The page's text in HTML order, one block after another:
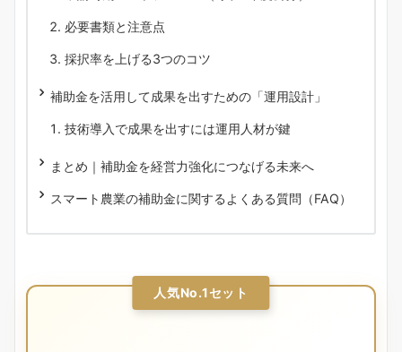
必要書類と注意点
採択率を上げる3つのコツ
補助金を活用して成果を出すための「運用設計」
技術導入で成果を出すには運用人材が鍵
まとめ｜補助金を経営力強化につなげる未来へ
スマート農業の補助金に関するよくある質問（FAQ）
人気No.1セット